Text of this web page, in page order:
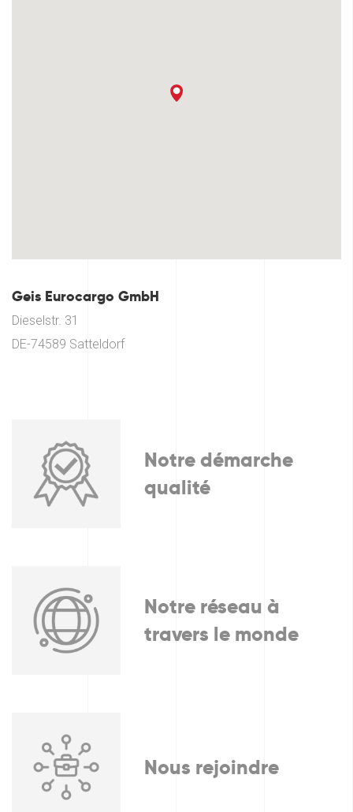
Geis Eurocargo GmbH
Dieselstr. 31
DE-74589 Satteldorf
Notre démarche
qualité
Notre réseau à
travers le monde
Nous rejoindre